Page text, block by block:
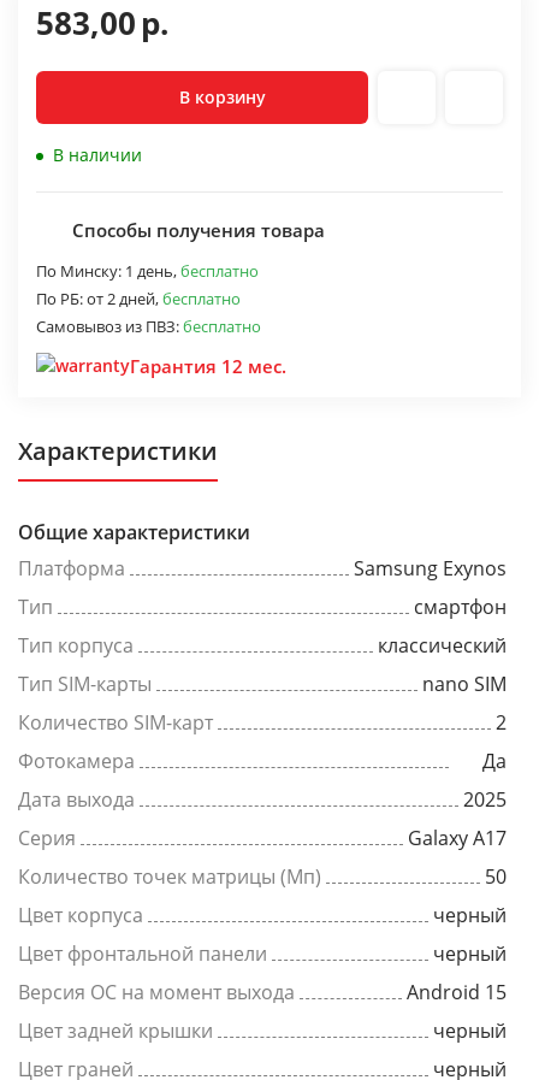
583,00р.
В корзину
В наличии
Способы получения товара
По Минску: 1 день,бесплатно
По РБ:от 2 дней,бесплатно
Самовывоз из ПВЗ:бесплатно
Гарантия 12 мес.
Характеристики
Общие характеристики
Платформа
Samsung Exynos
Тип
смартфон
Тип корпуса
классический
Тип SIM-карты
nano SIM
Количество SIM-карт
2
Фотокамера
Да
Дата выхода
2025
Серия
Galaxy A17
Количество точек матрицы (Мп)
50
Цвет корпуса
черный
Цвет фронтальной панели
черный
Версия ОС на момент выхода
Android 15
Цвет задней крышки
черный
Цвет граней
черный